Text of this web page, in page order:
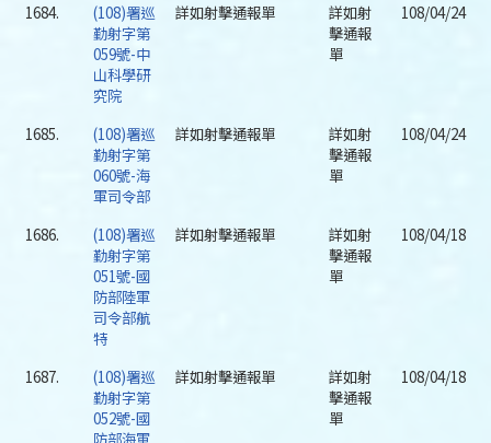
1684.
(108)署巡
勤射字第
059號-中
山科學研
究院
詳如射擊通報單
詳如射
擊通報
單
108/04/24
1685.
(108)署巡
勤射字第
060號-海
軍司令部
詳如射擊通報單
詳如射
擊通報
單
108/04/24
1686.
(108)署巡
勤射字第
051號-國
防部陸軍
司令部航
特
詳如射擊通報單
詳如射
擊通報
單
108/04/18
1687.
(108)署巡
勤射字第
052號-國
防部海軍
詳如射擊通報單
詳如射
擊通報
單
108/04/18